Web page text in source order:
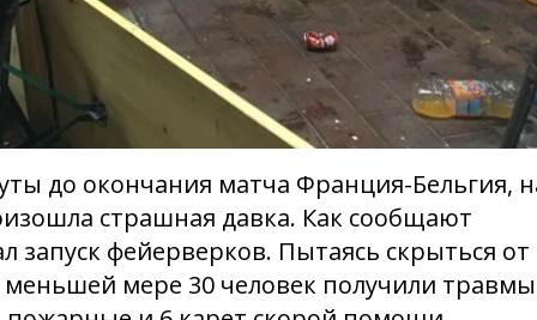
до окончания матча Франция-Бельгия,
страшная давка. Как сообщают
запуск фейерверков. Пытаясь скрыться от
мере 30 человек получили